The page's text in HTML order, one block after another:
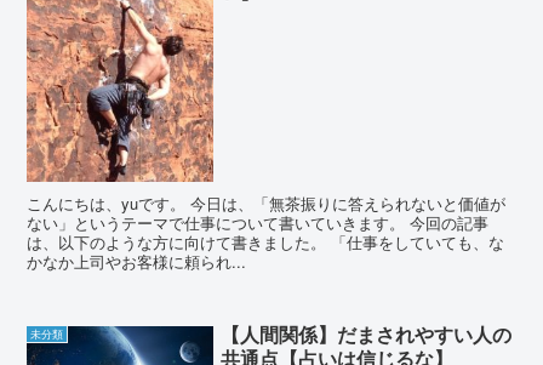
こんにちは、yuです。 今日は、「無茶振りに答えられないと価値が
ない」というテーマで仕事について書いていきます。 今回の記事
は、以下のような方に向けて書きました。 「仕事をしていても、な
かなか上司やお客様に頼られ...
未分類
【人間関係】だまされやすい人の
共通点【占いは信じるな】